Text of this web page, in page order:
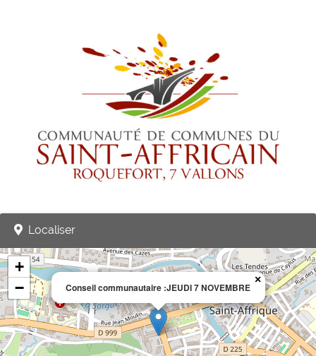
Localiser
Conseil communautaire :JEUDI 7 NOVEMBRE
×
+
−